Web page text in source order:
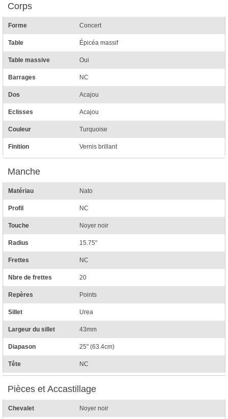
Corps
Forme Concert
Table Épicéa massif
Table massive Oui
Barrages NC
Dos Acajou
Eclisses Acajou
Couleur Turquoise
Finition Vernis brillant
Manche
Matériau Nato
Profil NC
Touche Noyer noir
Radius 15.75"
Frettes NC
Nbre de frettes 20
Repères Points
Sillet Urea
Largeur du sillet 43mm
Diapason 25" (63.4cm)
Tête NC
Pièces et Accastillage
Chevalet Noyer noir